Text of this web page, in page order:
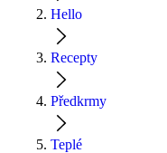
Hello
Recepty
Předkrmy
Teplé